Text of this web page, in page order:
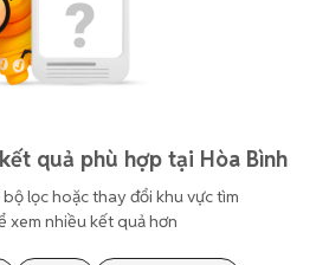
quả phù hợp tại Hòa Bình
lọc hoặc thay đổi khu vực tìm
xem nhiều kết quả hơn